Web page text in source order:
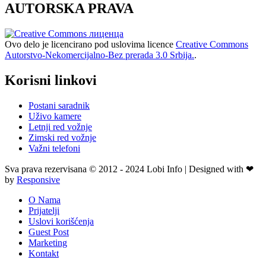
AUTORSKA PRAVA
Ovo delo je licencirano pod uslovima licence Creative Commons
Autorstvo-Nekomercijalno-Bez prerada 3.0 Srbija..
Korisni linkovi
Postani saradnik
Uživo kamere
Letnji red vožnje
Zimski red vožnje
Važni telefoni
Sva prava rezervisana © 2012 - 2024 Lobi Info | Designed with ❤
by Responsive
O Nama
Prijatelji
Uslovi korišćenja
Guest Post
Marketing
Kontakt